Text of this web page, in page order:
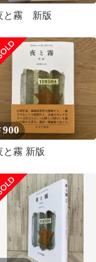
と霧 新版
900
と霧 新版